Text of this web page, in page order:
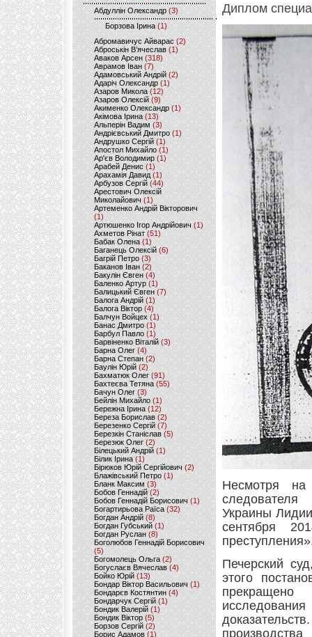
Абдуллін Олександр (3)
Борзова Ірина(1)
Абромавичус Айварас (2)
Аброськін В’ячеслав(1)
Аваков Арсен (318)
Аврамов Іван (7)
Адамовський Андрій(2)
Адаріч Олександр (1)
Азаров Микола (12)
Азаров Олексій (9)
Акименко Олександр(1)
Акімова Ірина(13)
Альперін Вадим (3)
Андрієвський Дмитро(1)
Андрушко Сергій(1)
Апостол Михайло(1)
Ар'єв Володимир (1)
Арабей Денис(1)
Арахамія Давид (1)
Арбузов Сергій (44)
Арестович Олексій
Миколайович(1)
Артеменко Андрій Вікторович
(1)
Артюшенко Ігор Андрійович(1)
Ахметов Рінат(51)
Бабак Олена(1)
Баганець Олексій(6)
Багрій Петро (3)
Баканов Іван(2)
Бакулін Євген (4)
Баленко Артур(1)
Балицький Євген(7)
Балога Андрій (1)
Балога Віктор (4)
Балчун Войцех (1)
Банас Дмитро (1)
Барбул Павло(1)
Барвіненко Віталій(3)
Барна Олег (4)
Барна Степан (2)
Баулін Юрій (2)
Бахматюк Олег (91)
Бахтеєва Тетяна(55)
Бачун Олег (3)
Бейлін Михайло (1)
Бережна Ірина(12)
Береза Борислав(2)
Березенко Сергій (7)
Березкін Станіслав (5)
Березюк Олег(2)
Білецький Андрій (1)
Білик Ірина (1)
Бірюков Юрій Сергійович (2)
Блажівський Петро (1)
Бланк Максим(3)
Бобов Геннадій (2)
Бобов Геннадій Борисович (1)
Богартирьова Раїса (32)
Богдан Андрій(8)
Богдан Губський (1)
Богдан Руслан(8)
Боголюбов Геннадій Борисович
(5)
Богомолець Ольга (2)
Богуслаєв Вячеслав (4)
Бойко Юрій (13)
Бондар Віктор Васильович (1)
Бондарєв Костянтин (4)
Бондарчук Сергій(1)
Бондик Валерій (1)
Бондик Віктор(5)
Борзов Сергiй (2)
Борис Адамов(1)
Диплом
Несмотря
Украины
сентября
Печерский
этого